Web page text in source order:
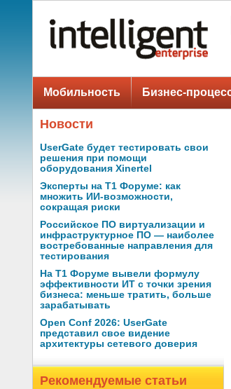
Мобильность Бизнес-
Новости
UserGate будет тестировать свои
решения при помощи
оборудования Xinertel
Эксперты на Т1 Форуме: как
множить ИИ-возможности,
сокращая риски
Российское ПО виртуализации и
инфраструктурное ПО — наиболее
востребованные направления для
тестирования
На Т1 Форуме вывели формулу
эффективности ИТ с точки зрения
бизнеса: меньше тратить, больше
зарабатывать
Open Conf 2026: UserGate
представил свое видение
архитектуры сетевого доверия
Рекомендуемые статьи